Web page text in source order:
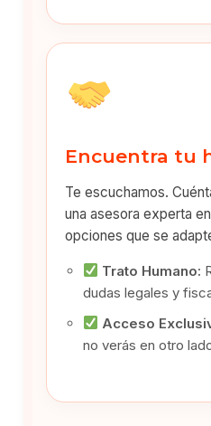
Encuentra tu
Te escuchamos.
una asesora experta
opciones que se
Trato Humano:
dudas legales y
Acceso
no verás en otro